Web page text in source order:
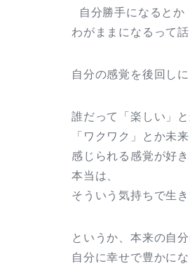
自分勝手になるとか
わがままになるって
自分の感覚を後回し
誰だって「楽しい」
「ワクワク」とか未
感じられる感覚が好
本当は、
そういう気持ちで生き
というか、本来の自
自分に幸せで豊かに